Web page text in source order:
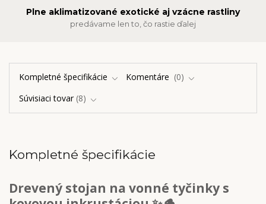
Plne aklimatizované exotické aj vzácne rastliny
predávame len to, čo rastie ďalej
Kompletné špecifikácie Komentáre
0
Súvisiaci tovar 8
Kompletné špecifikácie
Drevený stojan na vonné tyčinky s